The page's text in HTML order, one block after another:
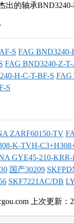
出的轴承BND3240-
S FAG BND3240-
FAG BND3240-Z-
H-C-T-BF-S FAG
S
ZARF60150-TV
K-TVH-
GYE45-210-KRR-
国产30209
SKF7221AC/DB
上次更新：